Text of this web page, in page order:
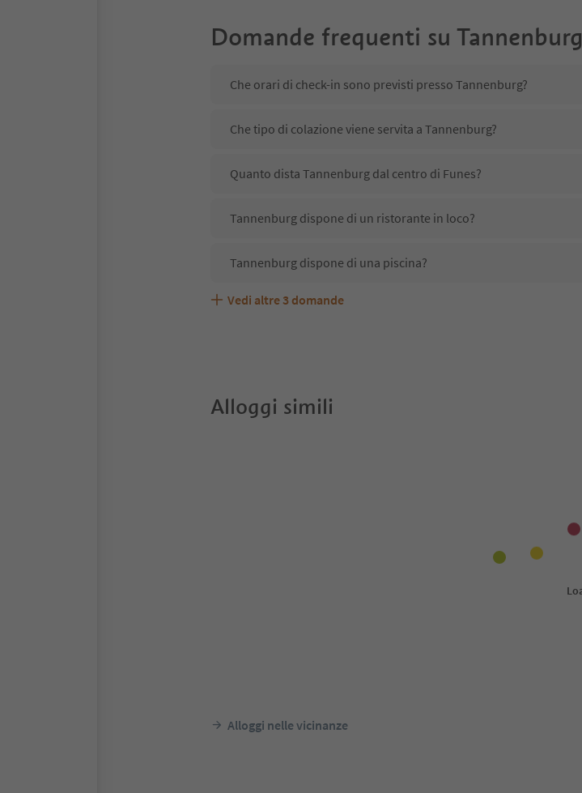
Domande frequenti su Tannenburg
Che orari di check-in sono previsti presso Tannenburg?
Che tipo di colazione viene servita a Tannenburg?
Quanto dista Tannenburg dal centro di Funes?
Tannenburg dispone di un ristorante in loco?
Tannenburg dispone di una piscina?
Tannenburg accetta animali domestici?
Quali servizi/attività sono disponibili presso Tannenburg?
Gli ospiti di Tannenburg ricevono l'Alto Adige Guest Pass?
Vedi altre 3 domande
Alloggi simili
Alloggi nelle vicinanze